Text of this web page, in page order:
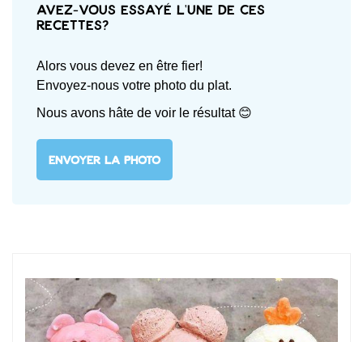
Avez-vous essayé l'une de ces
recettes?
Alors vous devez en être fier!
Envoyez-nous votre photo du plat.
Nous avons hâte de voir le résultat 😊
ENVOYER LA PHOTO